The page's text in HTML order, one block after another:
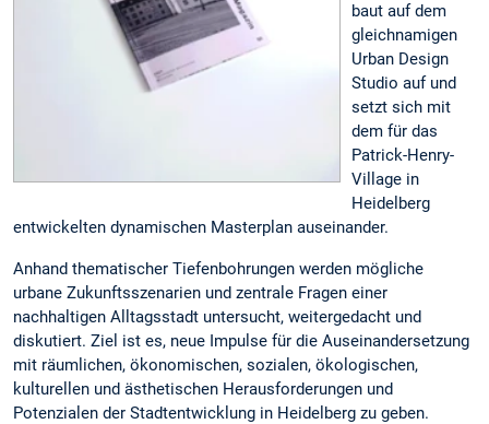
baut auf dem
gleichnamigen
Urban Design
Studio auf und
setzt sich mit
dem für das
Patrick-Henry-
Village in
Heidelberg
entwickelten dynamischen Masterplan auseinander.
Anhand thematischer Tiefenbohrungen werden mögliche
urbane Zukunftsszenarien und zentrale Fragen einer
nachhaltigen Alltagsstadt untersucht, weitergedacht und
diskutiert. Ziel ist es, neue Impulse für die Auseinandersetzung
mit räumlichen, ökonomischen, sozialen, ökologischen,
kulturellen und ästhetischen Herausforderungen und
Potenzialen der Stadtentwicklung in Heidelberg zu geben.